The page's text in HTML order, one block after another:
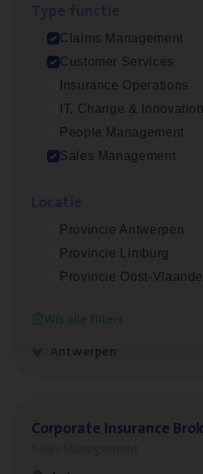
Claims Management
Customer Services
Insurance Operations
IT, Change & Innovation
People Management
Sales Management
Provincie Antwerpen
Provincie Limburg
Provincie Oost-
Wis alle filters
Claims­hand­ler Fleet&
Claims Management
Antwerpen
Insu­ran­ce Bro­kerKMO
Cus­to­mer Care Expert
Customer Services
Antwerpen
Cor­po­ra­te Insu­ran­ce